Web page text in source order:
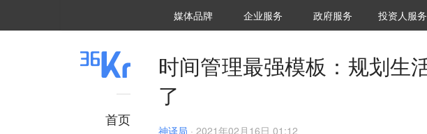
媒体品牌 36Kr研究院
企业服务 城市之窗
政府服务 VClub投资机构
投资机构职位推
投资人服务
首页
时间管理最强模板：规划生
了
神译局 · 2021年02月16日 01:12